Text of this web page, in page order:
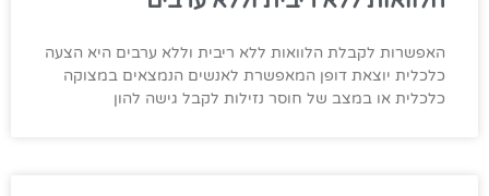
האפשרות לקבלת הלוואות ללא ריבית וללא ערבים היא הצעה
כלכלית יוצאת דופן המאפשרת לאנשים הנמצאים במצוקה
כלכלית או במצב של חוסר נזילות לקבל גישה להון